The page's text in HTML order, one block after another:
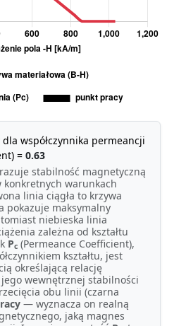
współczynnika permeancji
= 0.63
stabilność magnetyczną
warunkach
linia ciągła to krzywa
pokazuje maksymalny
niebieska linia
zależna od kształtu
Pc (Permeance Coefficient),
kształtu, jest
określającą relację
wewnętrznej stabilności
obu linii (czarna
— wyznacza on realną
jaką magnes